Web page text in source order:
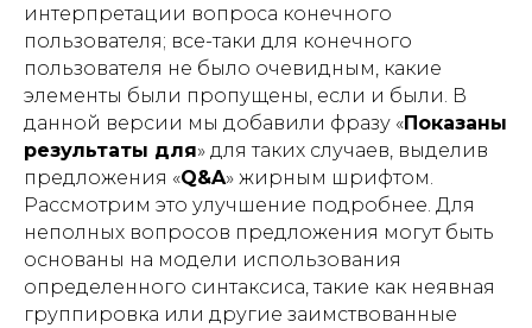
интерпретации вопроса конечного
пользователя; все-таки для конечного
пользователя не было очевидным, какие
элементы были пропущены, если и были. В
данной версии мы добавили фразу «Показаны
результаты для» для таких случаев, выделив
предложения «Q&A» жирным шрифтом.
Рассмотрим это улучшение подробнее. Для
неполных вопросов предложения могут быть
основаны на модели использования
определенного синтаксиса, такие как неявная
группировка или другие заимствованные